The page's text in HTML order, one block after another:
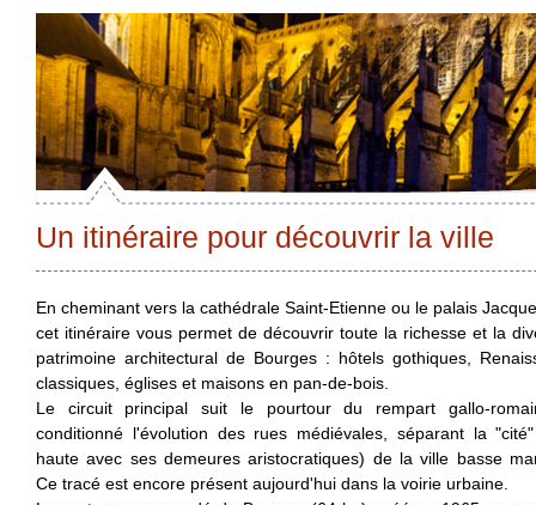
Un itinéraire pour découvrir la ville
En cheminant vers la cathédrale Saint-Etienne ou le palais
cet itinéraire vous permet de découvrir toute la richesse et la
patrimoine architectural de Bourges : hôtels gothiques,
classiques, églises et maisons en pan-de-bois.
Le circuit principal suit le pourtour du rempart gallo-
conditionné l'évolution des rues médiévales, séparant la
haute avec ses demeures aristocratiques) de la ville basse
Ce tracé est encore présent aujourd'hui dans la voirie urbaine.